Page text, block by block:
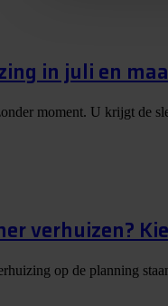
in juli en
moment. U krijgt de
verhuizen?
op de planning